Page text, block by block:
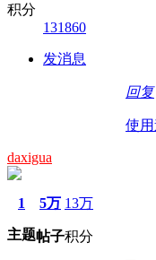
积分
131860
发消息
回复
使
daxigua
1
主题
5万
帖子
13万
积分